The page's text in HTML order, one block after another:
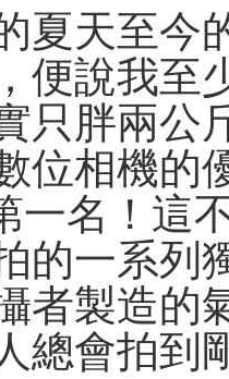
夏天至今
便說我至
只胖兩公
位相機的
一名！這
的一系列
者製造的
總會拍到